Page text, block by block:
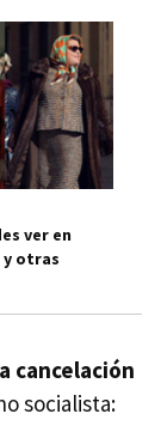
ver en
y otras
cancelación
socialista: